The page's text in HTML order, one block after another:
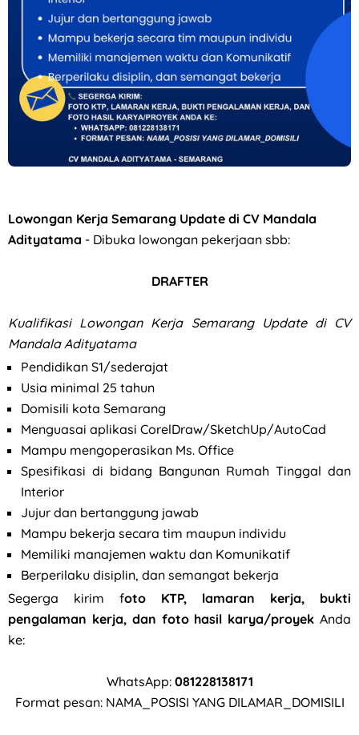
Lowongan Kerja Perusahaan F&B di Waroeng Tokyo
Lowongan Kerja Semarang Update di CV Mandala
Adityatama - Dibuka lowongan pekerjaan sbb:
DRAFTER
Kualifikasi Lowongan Kerja Semarang Update di CV
Mandala Adityatama
Pendidikan S1/sederajat
Usia minimal 25 tahun
Domisili kota Semarang
Menguasai aplikasi CorelDraw/SketchUp/AutoCad
Mampu mengoperasikan Ms. Office
Spesifikasi di bidang Bangunan Rumah Tinggal dan
Interior
Jujur dan bertanggung jawab
Mampu bekerja secara tim maupun individu
Memiliki manajemen waktu dan Komunikatif
Berperilaku disiplin, dan semangat bekerja
Segerga kirim foto KTP, lamaran kerja, bukti
pengalaman kerja, dan foto hasil karya/proyek Anda
ke:
WhatsApp:081228138171
Format pesan: NAMA_POSISI YANG DILAMAR_DOMISILI